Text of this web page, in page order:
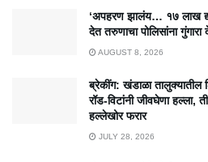
‘अपहरण झालंय… १७ लाख
देत तरुणाचा पोलिसांना
AUGUST 8, 2026
ब्रेकींग: खंडाळा तालुक्यातील
रॉड-विटांनी जीवघेणा हल्ला,
हल्लेखोर फरार
JULY 28, 2026